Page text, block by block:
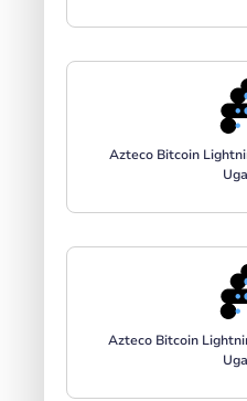
Azteco Bitcoin
Azteco Bitcoin